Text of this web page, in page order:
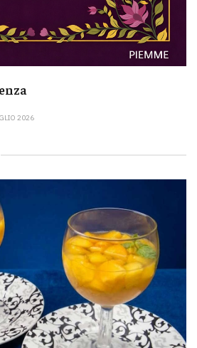
2026